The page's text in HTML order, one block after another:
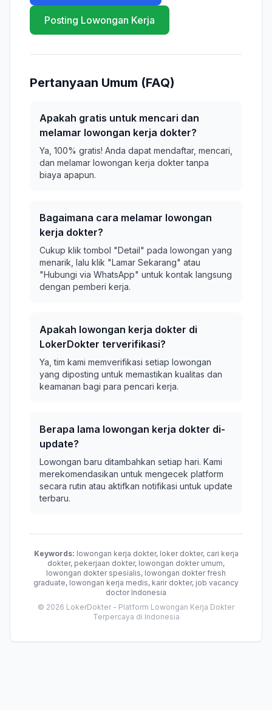
Posting Lowongan Kerja
Pertanyaan Umum (FAQ)
Apakah gratis untuk mencari dan
melamar lowongan kerja dokter?
Ya, 100% gratis! Anda dapat mendaftar, mencari,
dan melamar lowongan kerja dokter tanpa
biaya apapun.
Bagaimana cara melamar lowongan
kerja dokter?
Cukup klik tombol "Detail" pada lowongan yang
menarik, lalu klik "Lamar Sekarang" atau
"Hubungi via WhatsApp" untuk kontak langsung
dengan pemberi kerja.
Apakah lowongan kerja dokter di
LokerDokter terverifikasi?
Ya, tim kami memverifikasi setiap lowongan
yang diposting untuk memastikan kualitas dan
keamanan bagi para pencari kerja.
Berapa lama lowongan kerja dokter di-
update?
Lowongan baru ditambahkan setiap hari. Kami
merekomendasikan untuk mengecek platform
secara rutin atau aktifkan notifikasi untuk update
terbaru.
Keywords: lowongan kerja dokter, loker dokter, cari kerja
dokter, pekerjaan dokter, lowongan dokter umum,
lowongan dokter spesialis, lowongan dokter fresh
graduate, lowongan kerja medis, karir dokter, job vacancy
doctor Indonesia
© 2026 LokerDokter - Platform Lowongan Kerja Dokter
Terpercaya di Indonesia